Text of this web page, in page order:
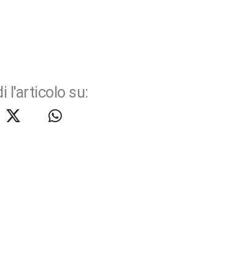
l'articolo su: